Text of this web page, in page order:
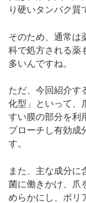
り硬いタンパク質
そのため、通常は
科で処方される薬
多いんですね。
ただ、今回紹介す
化型」といって、
すい膜の部分を利
プローチし有効成
す。
また、主な成分に
菌に働きかけ、爪
めらかにし、ポリ